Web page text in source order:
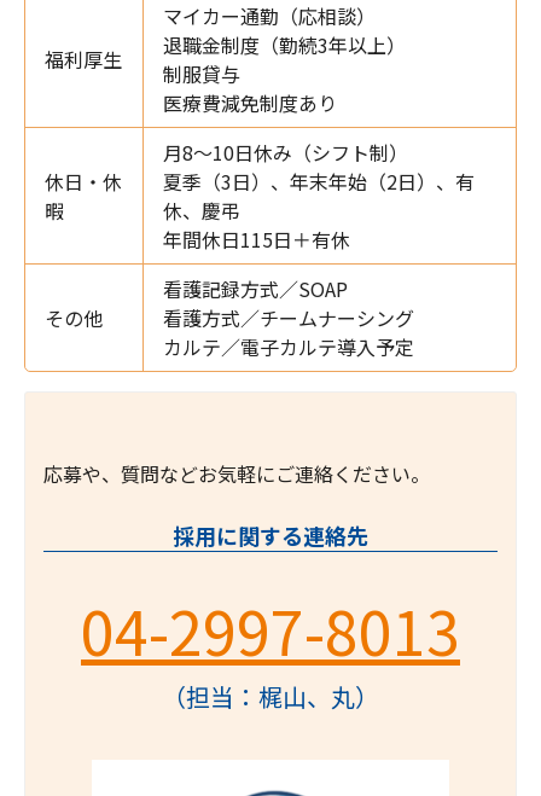
福利厚生
マイカー通勤（応相談）
退職金制度（勤続3年以上）
制服貸与
医療費減免制度あり
休日・休
暇
月8～10日休み（シフト制）
夏季（3日）、年末年始（2日）、有
休、慶弔
年間休日115日＋有休
その他
看護記録方式／SOAP
看護方式／チームナーシング
カルテ／電子カルテ導入予定
応募や、質問などお気軽にご連絡ください。
採用に関する連絡先
04-2997-8013
（担当：梶山、丸）